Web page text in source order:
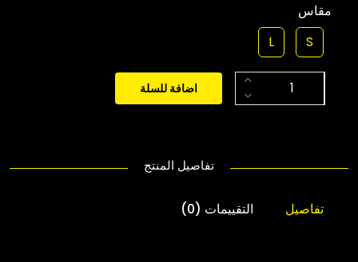
مقاس
S
L
اضافة للسلة
تفاصيل المنتج
تفاصيل التقييمات (0)